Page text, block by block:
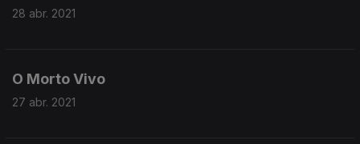
28 abr. 2021
O Morto Vivo
27 abr. 2021